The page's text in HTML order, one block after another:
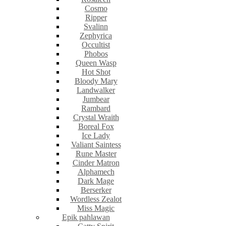
Cosmo
Ripper
Svalinn
Zephyrica
Occultist
Phobos
Queen Wasp
Hot Shot
Bloody Mary
Landwalker
Jumbear
Rambard
Crystal Wraith
Boreal Fox
Ice Lady
Valiant Saintess
Rune Master
Cinder Matron
Alphamech
Dark Mage
Berserker
Wordless Zealot
Miss Magic
Epik pahlawan